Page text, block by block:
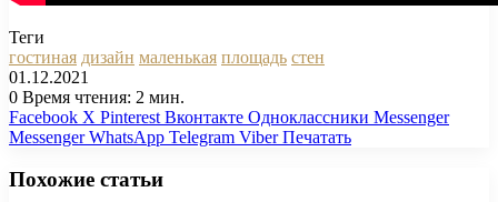
Теги
гостиная дизайн маленькая площадь стен
01.12.2021
0 Время чтения: 2 мин.
Facebook X Pinterest Вконтакте Одноклассники Messenger
Messenger WhatsApp Telegram Viber Печатать
Похожие статьи